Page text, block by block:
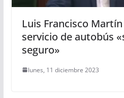
Luis Francisco
servicio de autobús
seguro»
lunes, 11 diciembre 2023